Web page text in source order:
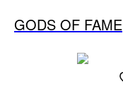
GODS OF FAME